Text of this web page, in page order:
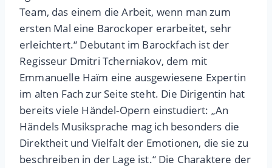
Team, das einem die Arbeit, wenn man zum
ersten Mal eine Barockoper erarbeitet, sehr
erleichtert.“ Debutant im Barockfach ist der
Regisseur Dmitri Tcherniakov, dem mit
Emmanuelle Haïm eine ausgewiesene Expertin
im alten Fach zur Seite steht. Die Dirigentin hat
bereits viele Händel-Opern einstudiert: „An
Händels Musiksprache mag ich besonders die
Direktheit und Vielfalt der Emotionen, die sie zu
beschreiben in der Lage ist.“ Die Charaktere der